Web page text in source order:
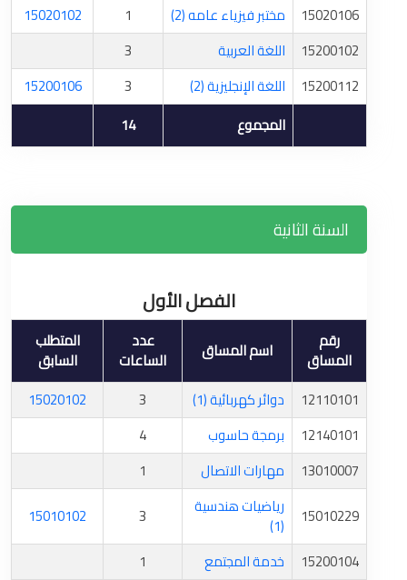
15020106
مختبر فيزياء عامه (2) 1
15020102
15200102
اللغة العربية
3
15200112
اللغة الإنجليزية (2) 3
15200106
المجموع
14
السنة الثانية
الفصل الأول
رقم
المساق اسم المساق عدد
الساعات
المتطلب
السابق
12110101
دوائر كهربائية (1) 3
15020102
12140101
برمجة حاسوب
4
13010007
مهارات الاتصال
1
15010229
رياضيات هندسية
(1)
3
15010102
15200104
خدمة المجتمع
1